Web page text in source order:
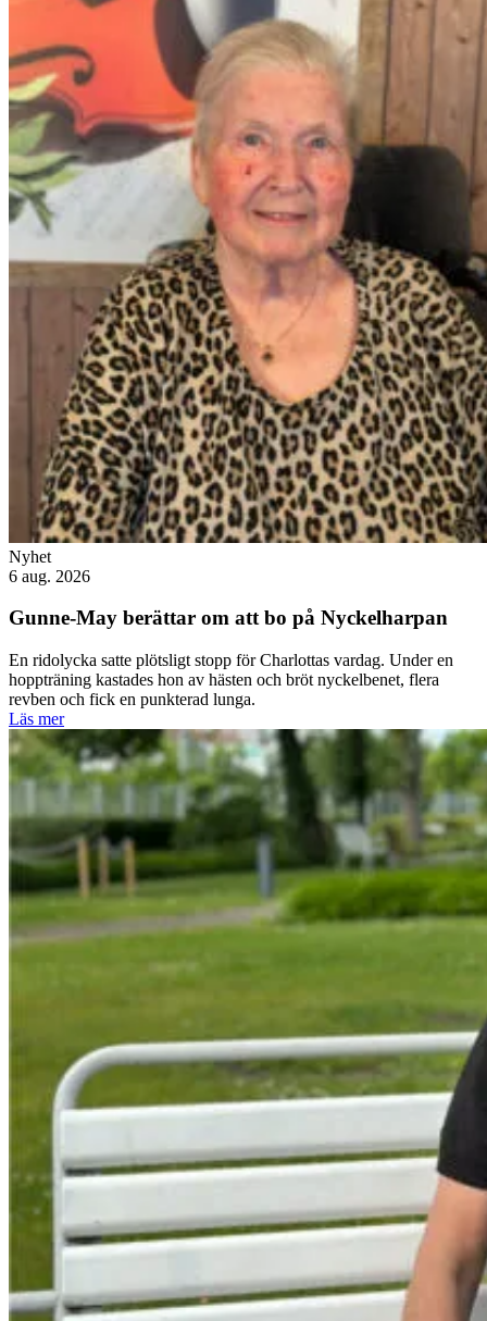
Nyhet
6 aug. 2026
Gunne-May berättar om att bo på Nyckelharpan
En ridolycka satte plötsligt stopp för Charlottas vardag. Under en
hoppträning kastades hon av hästen och bröt nyckelbenet, flera
revben och fick en punkterad lunga.
Läs mer